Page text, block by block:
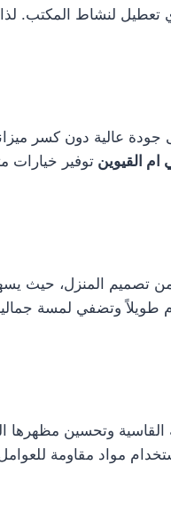
تعطيل لنشاط المكتب.
جودة عالية دون كسر
القيوين توفير خيارات
من تصميم المنزل، حيث
طويلاً وتضفي لمسة
وتحسين مظهرها
مواد مقاومة